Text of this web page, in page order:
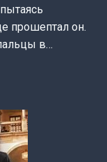
прошептал он.
в…